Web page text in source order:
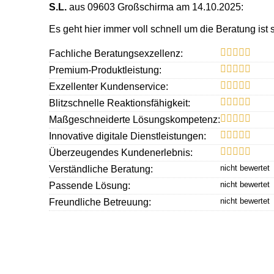
S.L. aus 09603 Großschirma am 14.10.2025:
Es geht hier immer voll schnell um die Beratung ist
Fachliche Beratungsexzellenz:
Premium-Produktleistung:
Exzellenter Kundenservice:
Blitzschnelle Reaktionsfähigkeit:
Maßgeschneiderte Lösungskompetenz:
Innovative digitale Dienstleistungen:
Überzeugendes Kundenerlebnis:
Verständliche Beratung:
Passende Lösung:
Freundliche Betreuung: